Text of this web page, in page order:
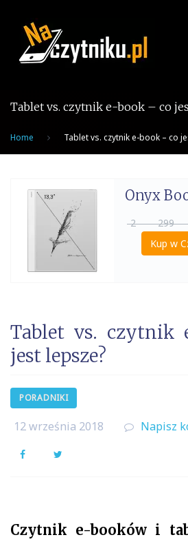
content
Tablet vs. czytnik e-book – co
Home Tablet vs. czytnik e-book – co
Onyx
2 299
Kup w
Tablet vs. czytnik
jest lepsze?
PORADNIKI
12 września 2018 Napisz
Facebook
Czytnik e-booków i